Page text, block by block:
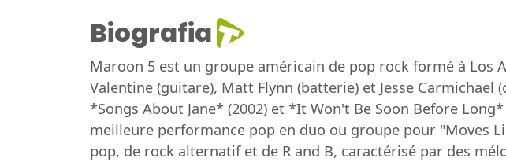
Biografia
Maroon 5 est un groupe américain de pop rock formé à Los
Valentine (guitare), Matt Flynn (batterie) et Jesse
*Songs About Jane* (2002) et *It Won't Be Soon Before
meilleure performance pop en duo ou groupe pour "Moves
pop, de rock alternatif et de R and B, caractérisé par des